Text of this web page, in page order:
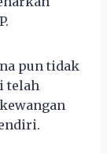
pun tidak
telah